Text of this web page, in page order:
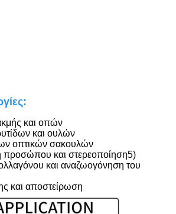
και οπών
και ουλών
οπτικών σακουλών
προσώπου και στερεοποίηση5)
και αναζωογόνηση του
και αποστείρωση